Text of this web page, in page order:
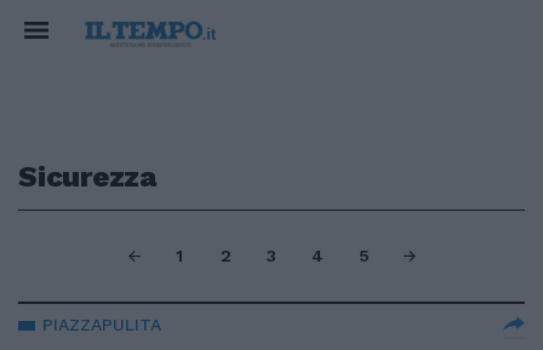
Sicurezza
1 2 3 4 5
PIAZZAPULITA